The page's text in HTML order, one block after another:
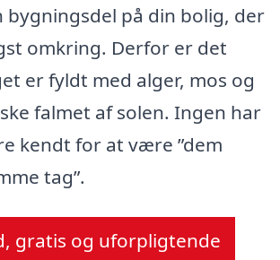
bygningsdel på din bolig, der
omkring. Derfor er det
er fyldt med alger, mos og
falmet af solen. Ingen har
kendt for at være ”dem
tag”.
gratis og uforpligtende